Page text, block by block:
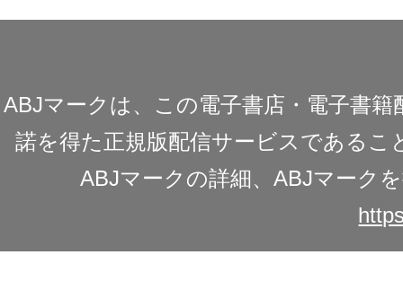
ABJマークは、この電子書店・電子書
諾を得た正規版配信サービスであるこ
ABJマークの詳細、ABJマーク